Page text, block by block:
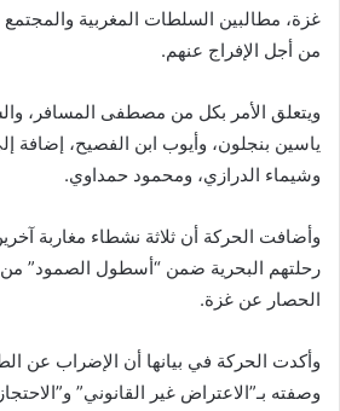
غزة، مطالبين السلطات المغربية والمجتمع
من أجل الإفراج عنهم.
ويتعلق الأمر بكل من مصطفى المسافر،
ياسين بنجلون، وأيوب ابن الفصيح، إضافة
وشيماء الدرازي، ومحمود حمداوي.
وأضافت الحركة أن ثلاثة نشطاء مغاربة
رحلتهم البحرية ضمن “أسطول الصمود”
الحصار عن غزة.
وأكدت الحركة في بيانها أن الإضراب عن
وصفته بـ”الاعتراض غير القانوني”